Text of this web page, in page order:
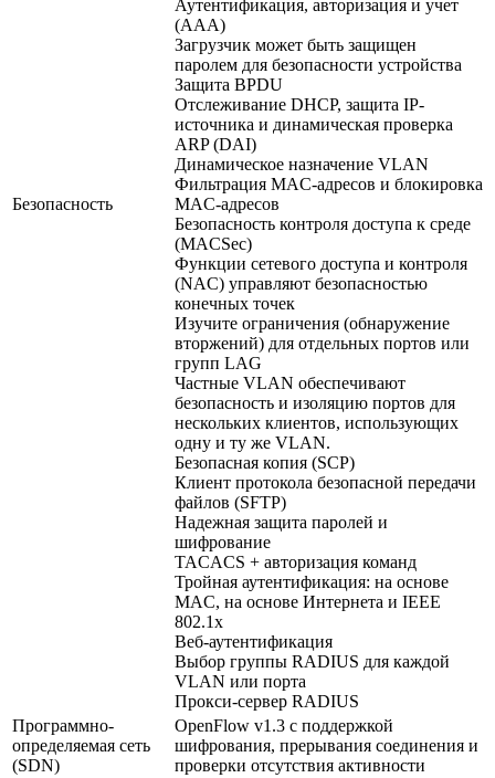
Безопасность
Аутентификация, авторизация и учет
(AAA)
Загрузчик может быть защищен
паролем для безопасности устройства
Защита BPDU
Отслеживание DHCP, защита IP-
источника и динамическая проверка
ARP (DAI)
Динамическое назначение VLAN
Фильтрация MAC-адресов и блокировка
MAC-адресов
Безопасность контроля доступа к среде
(MACSec)
Функции сетевого доступа и контроля
(NAC) управляют безопасностью
конечных точек
Изучите ограничения (обнаружение
вторжений) для отдельных портов или
групп LAG
Частные VLAN обеспечивают
безопасность и изоляцию портов для
нескольких клиентов, использующих
одну и ту же VLAN.
Безопасная копия (SCP)
Клиент протокола безопасной передачи
файлов (SFTP)
Надежная защита паролей и
шифрование
TACACS + авторизация команд
Тройная аутентификация: на основе
MAC, на основе Интернета и IEEE
802.1x
Веб-аутентификация
Выбор группы RADIUS для каждой
VLAN или порта
Прокси-сервер RADIUS
Программно-
определяемая сеть
(SDN)
OpenFlow v1.3 с поддержкой
шифрования, прерывания соединения и
проверки отсутствия активности